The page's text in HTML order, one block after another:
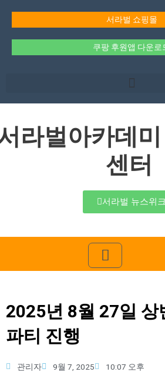
서라벌 쇼핑몰
쿠팡 후원앱 다운로
라벌아카데
센터
서라벌 뉴스위크
2025년 8월 27일 상
파티 진행
관리자 9월 7, 2025 10:07 오후